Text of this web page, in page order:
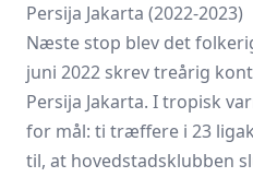
Persija Jakarta (2022-2023)
Næste stop blev det
juni 2022 skrev treårig
Persija Jakarta. I tropisk
for mål: ti træffere i 23
til, at hovedstadsklubben